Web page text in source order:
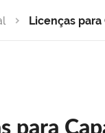
Licenças
para